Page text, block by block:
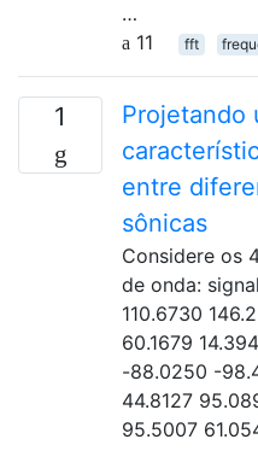
…
11
fft
1
Projetando
entre
sônicas
Considere os
de onda:
110.6730
60.1679
-88.0250 -
44.8127
95.5007